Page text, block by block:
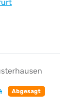
Abgesagt